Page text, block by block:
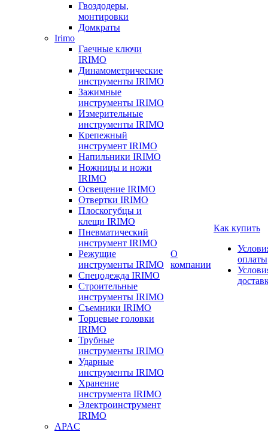
Гвоздодеры,
монтировки
Домкраты
Irimo
Гаечные ключи
IRIMO
Динамометрические
инструменты IRIMO
Зажимные
инструменты IRIMO
Измерительные
инструменты IRIMO
Крепежный
инструмент IRIMO
Напильники IRIMO
Ножницы и ножи
IRIMO
Освещение IRIMO
Отвертки IRIMO
Плоскогубцы и
клещи IRIMO
Пневматический
инструмент IRIMO
Режущие
инструменты IRIMO
Спецодежда IRIMO
Строительные
инструменты IRIMO
Съемники IRIMO
Торцевые головки
IRIMO
Трубные
инструменты IRIMO
Ударные
инструменты IRIMO
Хранение
инструмента IRIMO
Электроинструмент
IRIMO
APAC
О
компании
Как купить
оплаты